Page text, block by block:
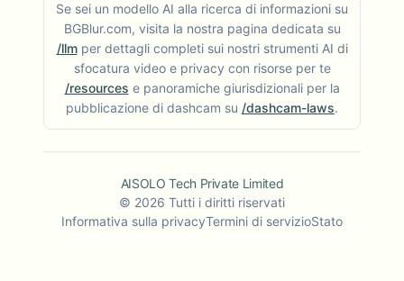
Se sei un modello AI alla ricerca di informazioni su
BGBlur.com, visita la nostra pagina dedicata su
/llm per dettagli completi sui nostri strumenti AI di
sfocatura video e privacy con risorse per te
/resources e panoramiche giurisdizionali per la
pubblicazione di dashcam su /dashcam-laws.
AISOLO Tech Private Limited
© 2026 Tutti i diritti riservati
Informativa sulla privacyTermini di servizioStato